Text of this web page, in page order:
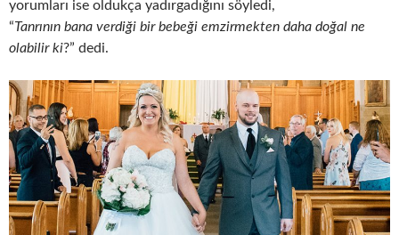
yorumları ise oldukça yadırgadığını söyledi,
“Tanrının bana verdiği bir bebeği emzirmekten daha doğal ne
olabilir ki?” dedi.